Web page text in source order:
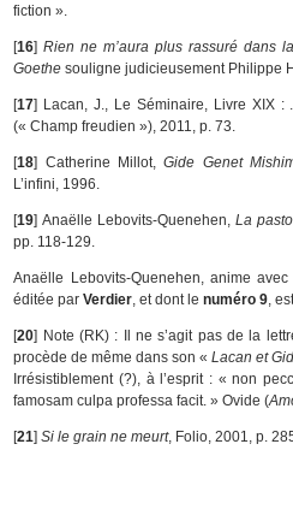
fiction ».
[16]Rien ne m’aura plus rassuré dans
Goethe souligne judicieusement Philippe
[17] Lacan, J., Le Séminaire, Livre XIX
(« Champ freudien »), 2011, p. 73.
[18] Catherine Millot,Gide Genet
L’infini, 1996.
[19]Anaëlle Lebovits-Quenehen, La
pp. 118-129.
Anaëlle Lebovits-Quenehen, anime
éditée parVerdier , et dont lenuméro 9 ,
[20] Note (RK) : Il ne s’agit pas de la
procède de même dans son «Lacan et
Irrésistiblement (?), à l’esprit : « non
famosam culpa professa facit. » Ovide (
[21]Si le grain ne meurt, Folio, 2001, p.